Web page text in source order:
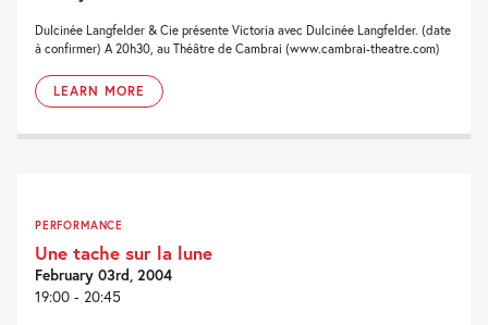
Dulcinée Langfelder & Cie présente Victoria avec Dulcinée Langfelder. (date
à confirmer) A 20h30, au Théâtre de Cambrai (www.cambrai-theatre.com)
LEARN MORE
PERFORMANCE
Une tache sur la lune
February 03rd, 2004
19:00 - 20:45